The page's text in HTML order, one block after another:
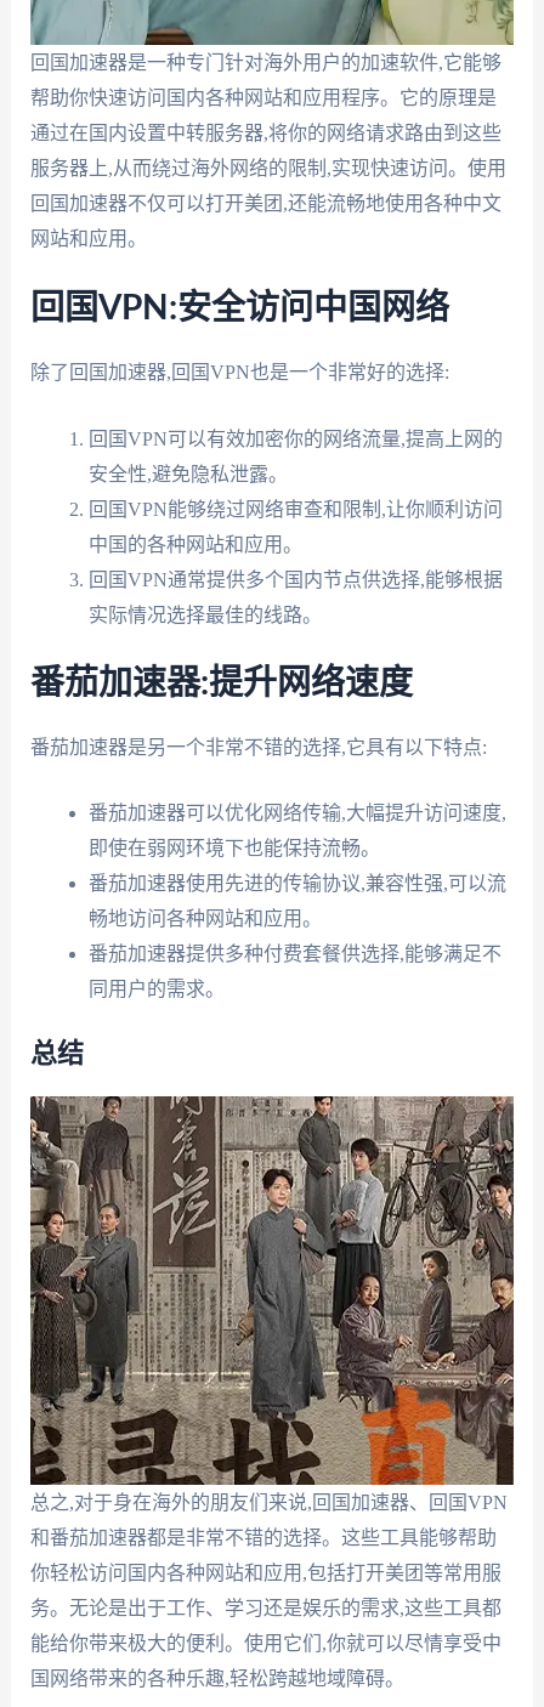
回国加速器是一种专门针对海外用户的加速软件,它能够
帮助你快速访问国内各种网站和应用程序。它的原理是
通过在国内设置中转服务器,将你的网络请求路由到这些
服务器上,从而绕过海外网络的限制,实现快速访问。使用
回国加速器不仅可以打开美团,还能流畅地使用各种中文
网站和应用。
回国VPN:安全访问中国网络
除了回国加速器,回国VPN也是一个非常好的选择:
回国VPN可以有效加密你的网络流量,提高上网的
安全性,避免隐私泄露。
回国VPN能够绕过网络审查和限制,让你顺利访问
中国的各种网站和应用。
回国VPN通常提供多个国内节点供选择,能够根据
实际情况选择最佳的线路。
番茄加速器:提升网络速度
番茄加速器是另一个非常不错的选择,它具有以下特点:
番茄加速器可以优化网络传输,大幅提升访问速度,
即使在弱网环境下也能保持流畅。
番茄加速器使用先进的传输协议,兼容性强,可以流
畅地访问各种网站和应用。
番茄加速器提供多种付费套餐供选择,能够满足不
同用户的需求。
总结
总之,对于身在海外的朋友们来说,回国加速器、回国VPN
和番茄加速器都是非常不错的选择。这些工具能够帮助
你轻松访问国内各种网站和应用,包括打开美团等常用服
务。无论是出于工作、学习还是娱乐的需求,这些工具都
能给你带来极大的便利。使用它们,你就可以尽情享受中
国网络带来的各种乐趣,轻松跨越地域障碍。